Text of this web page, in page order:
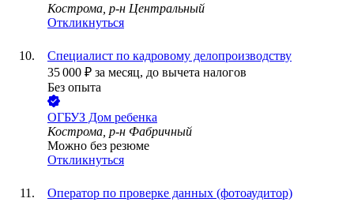
Кострома, р-н Центральный
Откликнуться
Специалист по кадровому делопроизводству
35 000 ₽ за месяц, до вычета налогов
Без опыта
ОГБУЗ Дом ребенка
Кострома, р-н Фабричный
Можно без резюме
Откликнуться
Оператор по проверке данных (фотоаудитор)